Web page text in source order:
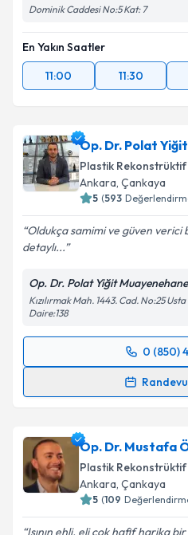
Dominik Caddesi No:5 Kat: 7
En Yakın Saatler
11:00
11:30
Op. Dr. Polat Yiğit
Plastik
Ankara, Çankaya
5 (593
Oldukça samimi ve güven verici
detaylı...
Op. Dr. Polat Yiğit
Kızılırmak Mah. 1443. Cad. No:25
Daire:138
0 (850)
Randevu Takvimi
takvim hazırlandığında e-
E-posta Adresiniz
Op. Dr. Mustafa
Plastik
Ankara, Çankaya
5 (109
Isının ehli, eli çok hafif harika